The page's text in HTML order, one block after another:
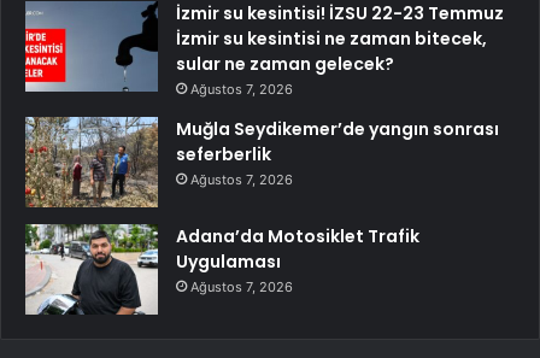
İzmir su kesintisi! İZSU 22-23 Temmuz
İzmir su kesintisi ne zaman bitecek,
sular ne zaman gelecek?
Ağustos 7, 2026
Muğla Seydikemer’de yangın sonrası
seferberlik
Ağustos 7, 2026
Adana’da Motosiklet Trafik
Uygulaması
Ağustos 7, 2026